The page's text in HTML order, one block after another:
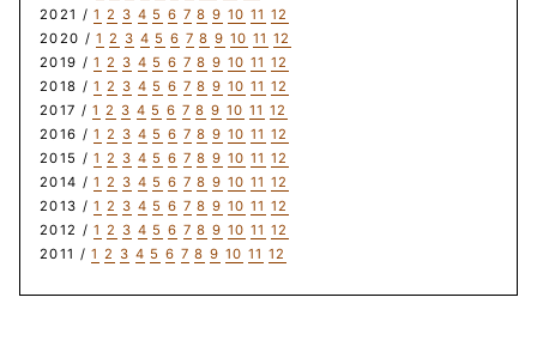
2021 /1 2 3 4 5 6 7 8 9 10 11 12
2020 /1 2 3 4 5 6 7 8 9 10 11 12
2019 /1 2 3 4 5 6 7 8 9 10 11 12
2018 /1 2 3 4 5 6 7 8 9 10 11 12
2017 /1 2 3 4 5 6 7 8 9 10 11 12
2016 /1 2 3 4 5 6 7 8 9 10 11 12
2015 /1 2 3 4 5 6 7 8 9 10 11 12
2014 /1 2 3 4 5 6 7 8 9 10 11 12
2013 /1 2 3 4 5 6 7 8 9 10 11 12
2012 /1 2 3 4 5 6 7 8 9 10 11 12
2011 /1 2 3 4 5 6 7 8 9 10 11 12